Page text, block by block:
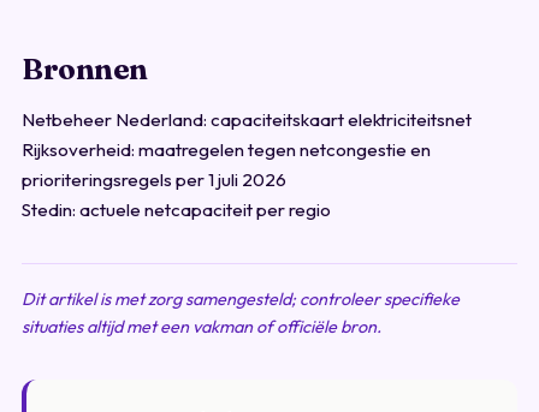
Bronnen
Netbeheer Nederland: capaciteitskaart elektriciteitsnet
Rijksoverheid: maatregelen tegen netcongestie en
prioriteringsregels per 1 juli 2026
Stedin: actuele netcapaciteit per regio
Dit artikel is met zorg samengesteld; controleer specifieke
situaties altijd met een vakman of officiële bron.